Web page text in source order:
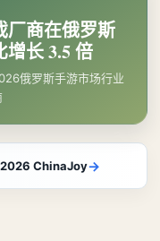
厂商在俄罗斯
长 3.5 倍
俄罗斯手游市场行业
2026 ChinaJoy→